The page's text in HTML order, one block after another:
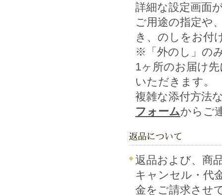
詳細な設定画面
ご用途の指定や
き、のしをお付
※「外のし」の
1ヶ所のお届け
いただきます。
複雑な添付方法
フォームからご
返品および、商
キャンセル・代
金をご請求させ